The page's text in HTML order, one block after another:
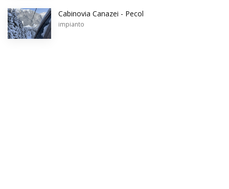
Cabinovia Canazei - Pecol
impianto